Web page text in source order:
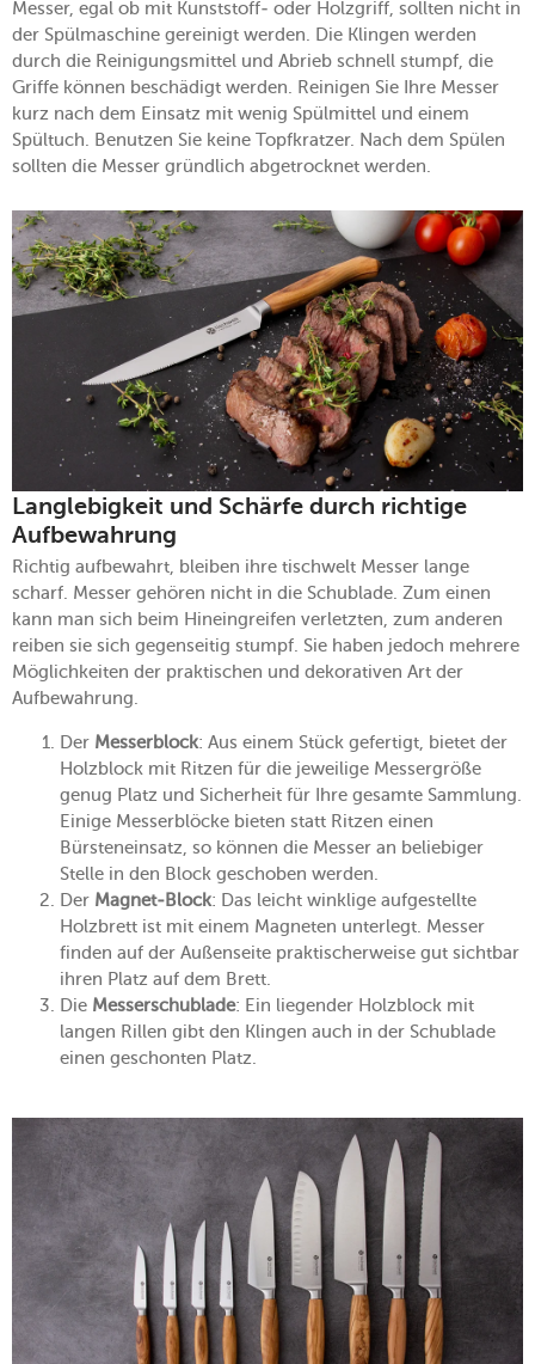
Messer, egal ob mit Kunststoff- oder Holzgriff, sollten nicht in
der Spülmaschine gereinigt werden. Die Klingen werden
durch die Reinigungsmittel und Abrieb schnell stumpf, die
Griffe können beschädigt werden. Reinigen Sie Ihre Messer
kurz nach dem Einsatz mit wenig Spülmittel und einem
Spültuch. Benutzen Sie keine Topfkratzer. Nach dem Spülen
sollten die Messer gründlich abgetrocknet werden.
Langlebigkeit und Schärfe durch richtige
Aufbewahrung
Richtig aufbewahrt, bleiben ihre tischwelt Messer lange
scharf. Messer gehören nicht in die Schublade. Zum einen
kann man sich beim Hineingreifen verletzten, zum anderen
reiben sie sich gegenseitig stumpf. Sie haben jedoch mehrere
Möglichkeiten der praktischen und dekorativen Art der
Aufbewahrung.
Der Messerblock: Aus einem Stück gefertigt, bietet der
Holzblock mit Ritzen für die jeweilige Messergröße
genug Platz und Sicherheit für Ihre gesamte Sammlung.
Einige Messerblöcke bieten statt Ritzen einen
Bürsteneinsatz, so können die Messer an beliebiger
Stelle in den Block geschoben werden.
Der Magnet-Block: Das leicht winklige aufgestellte
Holzbrett ist mit einem Magneten unterlegt. Messer
finden auf der Außenseite praktischerweise gut sichtbar
ihren Platz auf dem Brett.
Die Messerschublade: Ein liegender Holzblock mit
langen Rillen gibt den Klingen auch in der Schublade
einen geschonten Platz.